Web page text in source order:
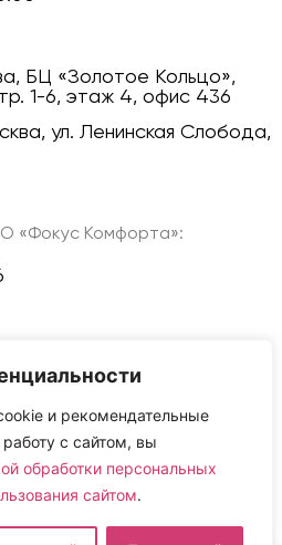
и рекомендательные
с сайтом, вы
обработки персональных
сайтом.
БЦ «Золотое Кольцо»,
1-6, этаж 4, офис 436
ул. Ленинская Слобода,
«Фокус Комфорта»: